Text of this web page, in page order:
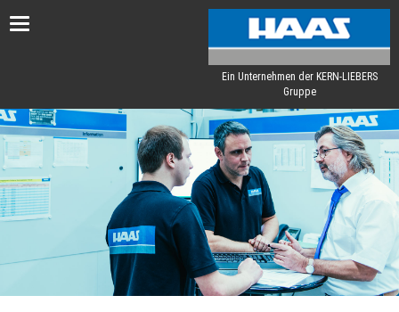
Toggle
Ein Unternehmen der KERN-LIEBERS
Gruppe